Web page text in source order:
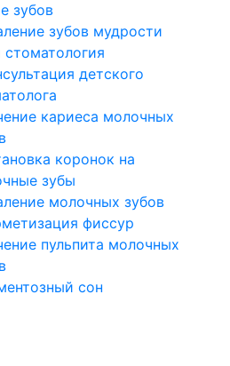
зубов
зубов мудрости
стоматология
детского
кариеса молочных
коронок на
зубы
молочных зубов
фиссур
пульпита молочных
сон